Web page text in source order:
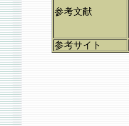
参考文献
参考サイト